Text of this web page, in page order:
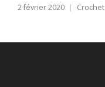
2 février 2020 Crochet